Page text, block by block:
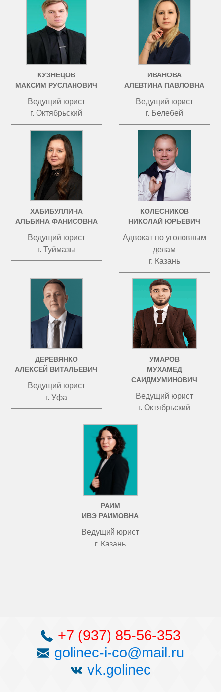
КУЗНЕЦОВ
МАКСИМ РУСЛАНОВИЧ
Ведущий юрист
г. Октябрьский
ИВАНОВА
АЛЕВТИНА ПАВЛОВНА
Ведущий юрист
г. Белебей
ХАБИБУЛЛИНА
АЛЬБИНА ФАНИСОВНА
Ведущий юрист
г. Туймазы
КОЛЕСНИКОВ
НИКОЛАЙ ЮРЬЕВИЧ
Адвокат по уголовным
делам
г. Казань
ДЕРЕВЯНКО
АЛЕКСЕЙ ВИТАЛЬЕВИЧ
Ведущий юрист
г. Уфа
УМАРОВ
МУХАМЕД
САИДМУМИНОВИЧ
Ведущий юрист
г. Октябрьский
РАИМ
ИВЭ РАИМОВНА
Ведущий юрист
г. Казань
+7 (937) 85-56-353
golinec-i-co@mail.ru
vk.golinec